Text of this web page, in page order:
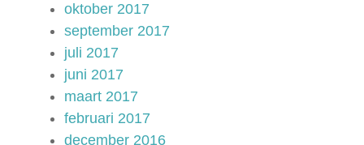
oktober 2017
september 2017
juli 2017
juni 2017
maart 2017
februari 2017
december 2016